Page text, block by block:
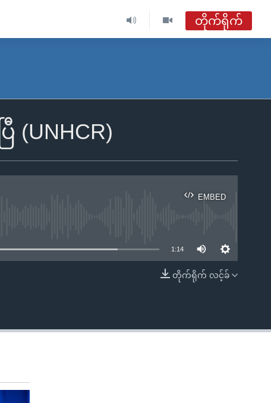
တိုက်ရိုက်
အစီအစဉ်များ
ရေဒီယိုတိုက်ရိုက်နားဆင်ရန်
(UNHCR)
EMBED
EMBED
1:14
တိုက်ရိုက် လင့်ခ်